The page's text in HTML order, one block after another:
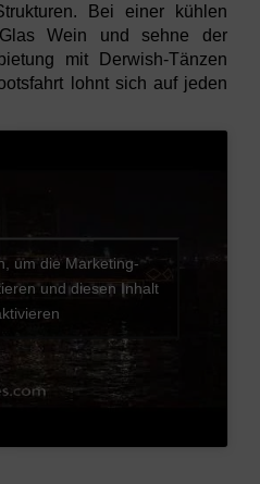
Bei einer kühlen
Wein und sehne der
mit Derwish-Tänzen
lohnt sich auf jeden
um die Marketing-
und diesen Inhalt